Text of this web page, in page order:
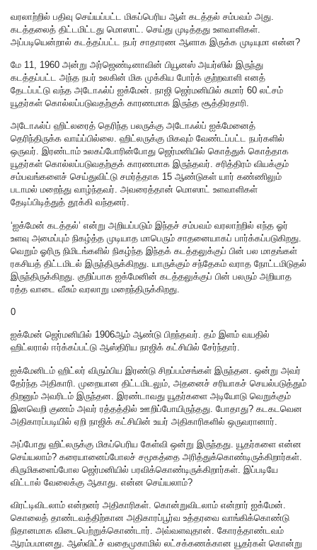
வரலாற்றில் பதிவு செய்யப்பட்ட மிகப்பெரிய ஆள் கடத்தல் சம்பவம் அது.
கடத்தலைத் திட்டமிட்டது மொஸாட். செய்து முடித்தது உளவாளிகள்.
அப்படியென்றால் கடத்தப்பட்ட நபர் சாதாரண ஆளாக இருக்க முடியுமா என்ன?
மே 11, 1960 அன்று அர்ஜெண்டினாவின் பியூனஸ் அயர்ஸில் இருந்து
கடத்தப்பட்ட அந்த நபர் உலகின் மிக முக்கிய போர்க் குற்றவாளி எனத்
தேடப்பட்டு வந்த அடோஃல்ப் ஐக்மேன். நாஜி ஜெர்மனியில் சுமார் 60 லட்சம்
யூதர்கள் கொல்லப்படுவதற்குக் காரணமாக இருந்த சூத்திரதாரி.
அடோஃல்ப் ஹிட்லரைத் தெரிந்த பலருக்கு அடோஃல்ப் ஐக்மேனைத்
தெரிந்திருக்க வாய்ப்பில்லை. ஹிட்லருக்கு மிகவும் வேண்டப்பட்ட நபர்களில்
ஒருவர். இரண்டாம் உலகப்போரின்போது ஜெர்மனியில் கொத்துக் கொத்தாக
யூதர்கள் கொல்லப்படுவதற்குக் காரணமாக இருந்தவர். சரித்திரம் வியக்கும்
சம்பவங்களைச் செய்துவிட்டு சமர்த்தாக 15 ஆண்டுகள் யார் கண்ணிலும்
படாமல் மறைந்து வாழ்ந்தவர். அவரைத்தான் மொஸாட் உளவாளிகள்
தேடிப்பிடித்துத் தூக்கி வந்தனர்.
‘ஐக்மேன் கடத்தல்’ என்று அறியப்படும் இந்தச் சம்பவம் வரலாற்றில் எந்த ஓர்
உளவு அமைப்பும் நிகழ்த்த முடியாத மாபெரும் சாதனையாகப் பார்க்கப்படுகிறது.
வெறும் ஓரிரு நிமிடங்களில் நிகழ்ந்த இந்தக் கடத்தலுக்குப் பின் பல மாதங்கள்
ரகசியத் திட்டமிடல் இருந்திருக்கிறது. யாருக்கும் சந்தேகம் வராத நோட்டமிடுதல்
இருந்திருக்கிறது. குறிப்பாக ஐக்மேனின் கடத்தலுக்குப் பின் பலரும் அறியாத
ரத்த வாடை வீசும் வரலாறு மறைந்திருக்கிறது.
0
ஐக்மேன் ஜெர்மனியில் 1906ஆம் ஆண்டு பிறந்தவர். தம் இளம் வயதில்
ஹிட்லரால் ஈர்க்கப்பட்டு ஆஸ்திரிய நாஜிக் கட்சியில் சேர்ந்தார்.
ஐக்மேனிடம் ஹிட்லர் விரும்பிய இரண்டு சிறப்பம்சங்கள் இருந்தன. ஒன்று அவர்
தேர்ந்த அதிகாரி. முறையான திட்டமிடலும், அதனைச் சரியாகச் செயல்படுத்தும்
திறனும் அவரிடம் இருந்தன. இரண்டாவது யூதர்களை அடியோடு வெறுக்கும்
இனவெறி குணம் அவர் ரத்தத்தில் ஊறிப்போயிருந்தது. போதாது? கடகடவென
அதிகாரப்படியில் ஏறி நாஜிக் கட்சியின் உயர் அதிகாரிகளில் ஒருவரானார்.
அப்போது ஹிட்லருக்கு மிகப்பெரிய கேள்வி ஒன்று இருந்தது. யூதர்களை என்ன
செய்யலாம்? கரையானைப்போலச் சமூகத்தை அரித்துக்கொண்டிருக்கிறார்கள்.
கிருமிகளைப்போல ஜெர்மனியில் பரவிக்கொண்டிருக்கிறார்கள். இப்படியே
விட்டால் வேலைக்கு ஆகாது. என்ன செய்யலாம்?
விரட்டிவிடலாம் என்றனர் அதிகாரிகள். கொன்றுவிடலாம் என்றார் ஐக்மேன்.
கொலைத் தாண்டவத்திற்கான அதிகாரப்பூர்வ உத்தரவை வாங்கிக்கொண்டு
நிதானமாக விடைபெற்றுக்கொண்டார். அவ்வளவுதான். கோரத்தாண்டவம்
ஆரம்பமானது. ஆஸ்விட்ச் வதைமுகாமில் லட்சக்கணக்கான யூதர்கள் கொன்று